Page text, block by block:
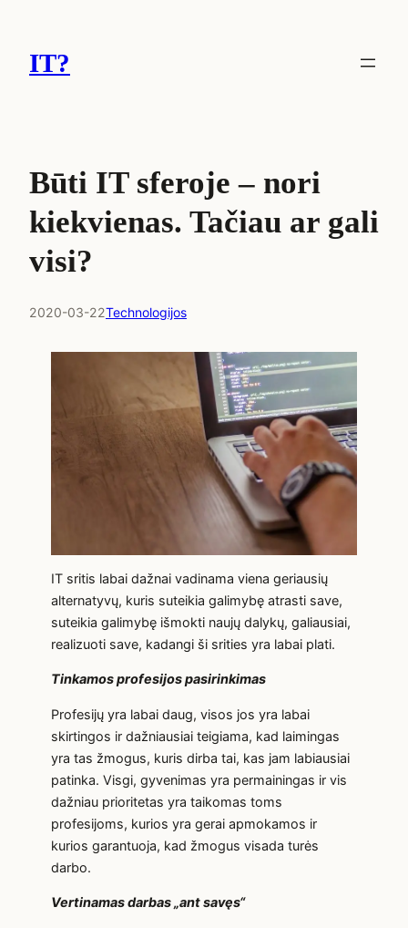
turinioIT?
Būti IT sferoje – nori
kiekvienas. Tačiau ar gali
visi?
2020-03-22Technologijos
IT sritis labai dažnai vadinama viena geriausių
alternatyvų, kuris suteikia galimybę atrasti save,
suteikia galimybę išmokti naujų dalykų, galiausiai,
realizuoti save, kadangi ši srities yra labai plati.
Tinkamos profesijos pasirinkimas
Profesijų yra labai daug, visos jos yra labai
skirtingos ir dažniausiai teigiama, kad laimingas
yra tas žmogus, kuris dirba tai, kas jam labiausiai
patinka. Visgi, gyvenimas yra permainingas ir vis
dažniau prioritetas yra taikomas toms
profesijoms, kurios yra gerai apmokamos ir
kurios garantuoja, kad žmogus visada turės
darbo.
Vertinamas darbas „ant savęs“